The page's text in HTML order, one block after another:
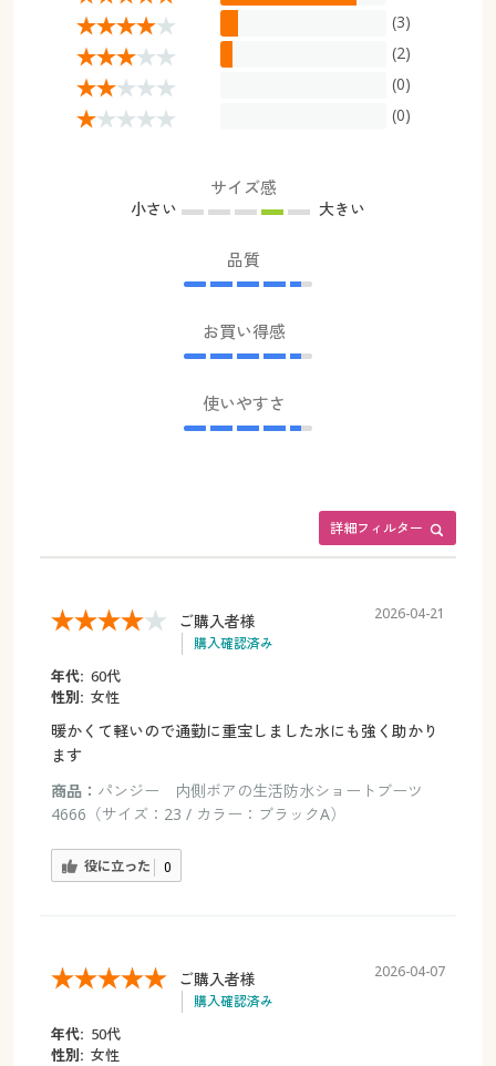
(3)
(2)
(0)
(0)
サイズ感
小さい 大きい
品質
お買い得感
使いやすさ
詳細フィルター
ご購入者様
購入確認済み
2026-04-21
年代: 60代
性別: 女性
暖かくて軽いので通勤に重宝しました水にも強く助かり
ます
商品： パンジー 内側ボアの生活防水ショートブーツ
4666（サイズ：23 / カラー：ブラックA）
役に立った 0
ご購入者様
購入確認済み
2026-04-07
年代: 50代
性別: 女性